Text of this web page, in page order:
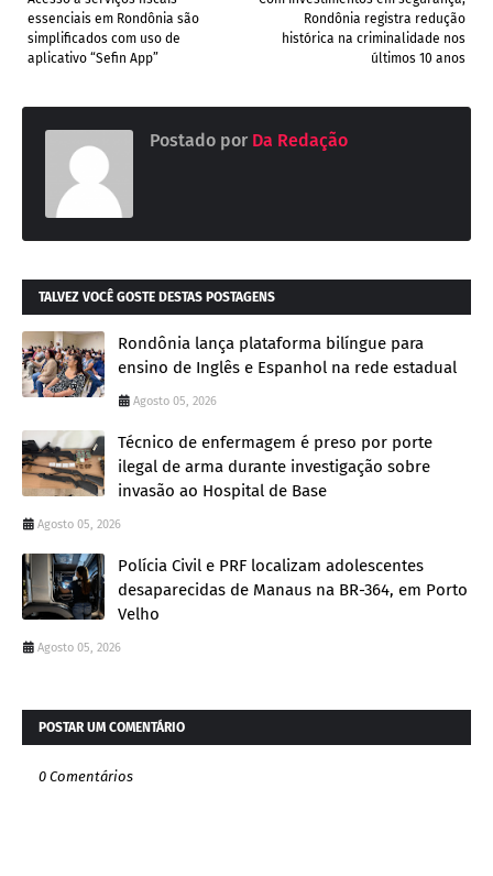
Rondônia registra redução
histórica na criminalidade nos
últimos 10 anos
essenciais em Rondônia são
simplificados com uso de
aplicativo “Sefin App”
Postado por Da Redação
TALVEZ VOCÊ GOSTE DESTAS POSTAGENS
Rondônia lança plataforma bilíngue para
ensino de Inglês e Espanhol na rede estadual
Agosto 05, 2026
Técnico de enfermagem é preso por porte
ilegal de arma durante investigação sobre
invasão ao Hospital de Base
Agosto 05, 2026
Polícia Civil e PRF localizam adolescentes
desaparecidas de Manaus na BR-364, em Porto
Velho
Agosto 05, 2026
POSTAR UM COMENTÁRIO
0 Comentários